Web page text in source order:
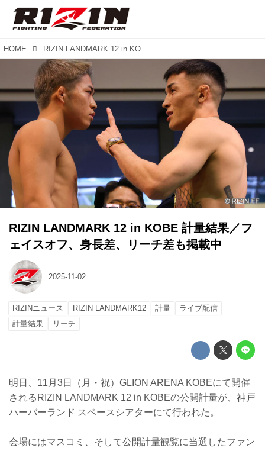
HOME RIZIN LANDMARK 12 in KOBE 計量結果／フェイスオフ、身長差、リーチ差も掲載中
RIZIN LANDMARK 12 in KOBE 計量結果／フ
ェイスオフ、身長差、リーチ差も掲載中
2025-11-02
RIZINニュース RIZIN LANDMARK12 計量
ライブ配信
計量結果
リーチ
明日、11月3日（月・祝）GLION ARENA KOBEにて開催
されるRIZIN LANDMARK 12 in KOBEの公開計量が、神戸
ハーバーランド スペースシアターにて行われた。
会場にはマスコミ、そして公開計量観覧に当選したファン